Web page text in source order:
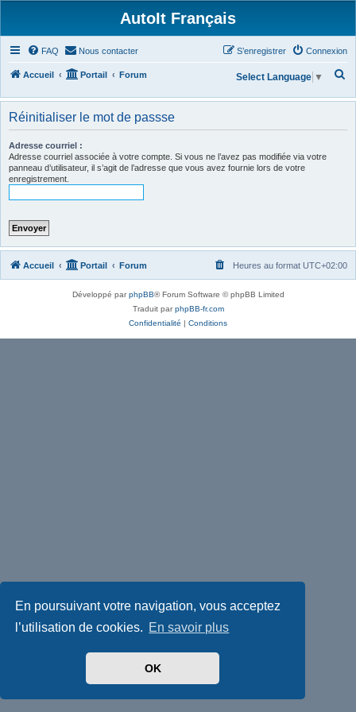
En poursuivant votre navigation, vous acceptez
l’utilisation de cookies. En savoir plus
OK
AutoIt Français
FAQ Nous contacter Connexion
S’enregistrer
Accueil Portail Forum
h
r
Select Language ▼
Réinitialiser le mot de passse
Adresse courriel :
Adresse courriel associée à votre compte. Si vous ne l’avez pas modifiée via votre
panneau d’utilisateur, il s’agit de l’adresse que vous avez fournie lors de votre
enregistrement.
Accueil Portail Forum Heures au format UTC+02:00
Développé parphpBB® Forum Software © phpBB Limited
Traduit parphpBB-fr.com
Confidentialité | Conditions